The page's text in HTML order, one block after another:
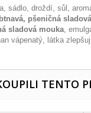
sádlo, droždí, sůl,
pšeničná
sladová mouka,
vápenatý, látka
TENTO